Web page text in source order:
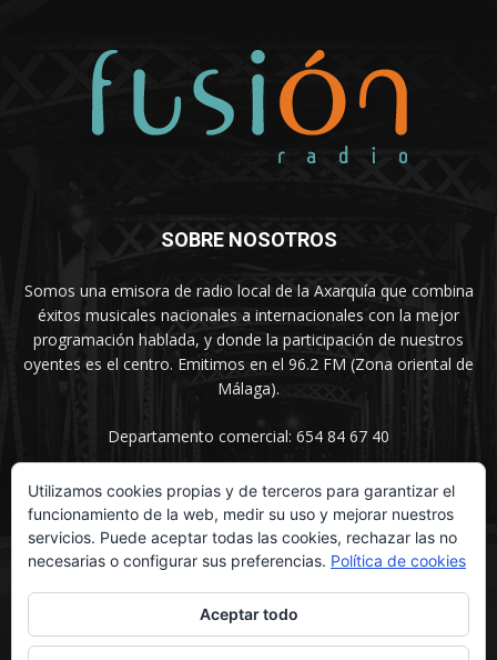
SOBRE NOSOTROS
Somos una emisora de radio local de la Axarquía que combina
éxitos musicales nacionales a internacionales con la mejor
programación hablada, y donde la participación de nuestros
oyentes es el centro. Emitimos en el 96.2 FM (Zona oriental de
Málaga).
Departamento comercial: 654 84 67 40
SÍGUENOS
Utilizamos cookies propias y de terceros para garantizar el
funcionamiento de la web, medir su uso y mejorar nuestros
servicios. Puede aceptar todas las cookies, rechazar las no
necesarias o configurar sus preferencias. Política de cookies
Aceptar todo